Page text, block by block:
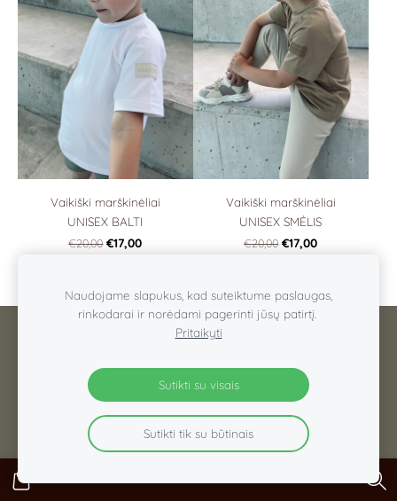
Vaikiški marškinėliai
UNISEX BALTI
€20,00 €17,00
Vaikiški marškinėliai
UNISEX SMĖLIS
€20,00 €17,00
KONTAKTAI
© D.CHOICE
Naudojame slapukus, kad suteiktume paslaugas,
rinkodarai ir norėdami pagerinti jūsų patirtį.
Pritaikyti
Sutikti su visais
Sutikti tik su būtinais